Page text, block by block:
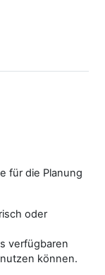
für die Planung
oder
verfügbaren
können.